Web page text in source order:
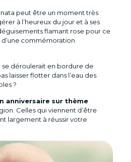
peut être un moment très
à l’heureux du jour et à ses
flamant rose pour ce
commémoration
se déroulerait en bordure de
laisser flotter dans l’eau des
?
anniversaire sur thème
Celles qui viennent d’être
largement à réussir votre